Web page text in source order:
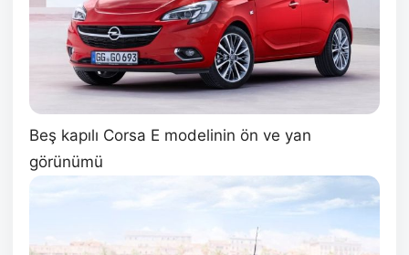
Beş kapılı Corsa E modelinin ön ve yan
görünümü